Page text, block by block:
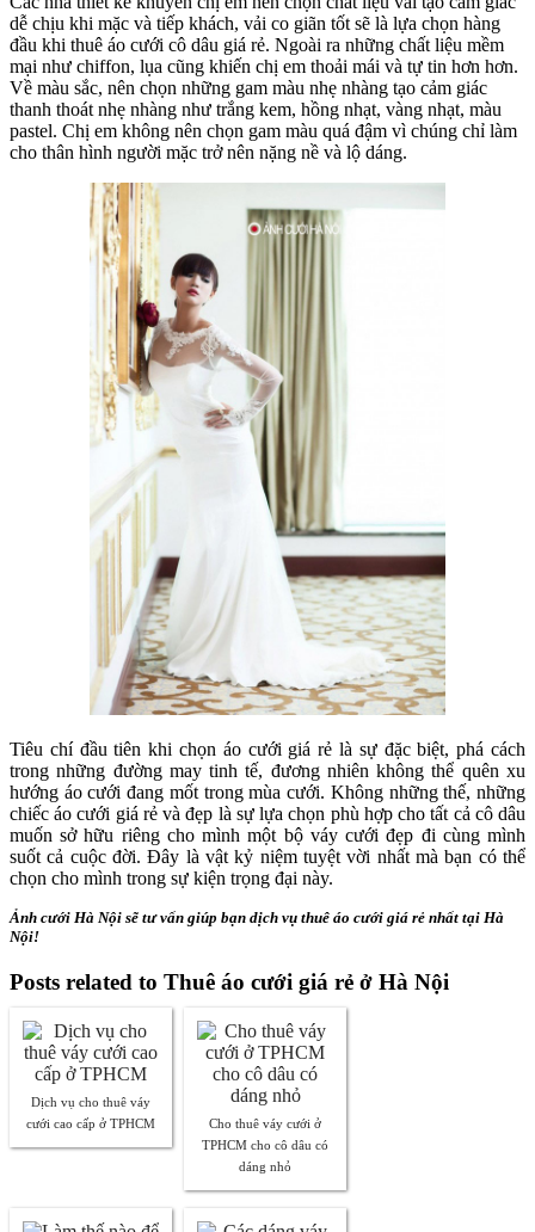
dễ chịu khi mặc và tiếp khách, vải co giãn tốt sẽ là lựa chọn hàng
đầu khi thuê áo cưới cô dâu giá rẻ. Ngoài ra những chất liệu mềm
mại như chiffon, lụa cũng khiến chị em thoải mái và tự tin hơn hơn.
Về màu sắc, nên chọn những gam màu nhẹ nhàng tạo cảm giác
thanh thoát nhẹ nhàng như trắng kem, hồng nhạt, vàng nhạt, màu
pastel. Chị em không nên chọn gam màu quá đậm vì chúng chỉ làm
cho thân hình người mặc trở nên nặng nề và lộ dáng.
Tiêu chí đầu tiên khi chọn áo cưới giá rẻ là sự đặc biệt, phá cách
trong những đường may tinh tế, đương nhiên không thể quên xu
hướng áo cưới đang mốt trong mùa cưới. Không những thế, những
chiếc áo cưới giá rẻ và đẹp là sự lựa chọn phù hợp cho tất cả cô dâu
muốn sở hữu riêng cho mình một bộ váy cưới đẹp đi cùng mình
suốt cả cuộc đời. Đây là vật kỷ niệm tuyệt vời nhất mà bạn có thể
chọn cho mình trong sự kiện trọng đại này.
Ảnh cưới Hà Nội sẽ tư vấn giúp bạn dịch vụ thuê áo cưới giá rẻ nhất tại Hà
Nội!
Posts related to Thuê áo cưới giá rẻ ở Hà Nội
Dịch vụ cho thuê váy
cưới cao cấp ở TPHCM
Cho thuê váy cưới ở
TPHCM cho cô dâu có
dáng nhỏ